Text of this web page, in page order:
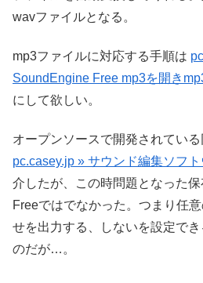
wavファイルとなる。
mp3ファイルに対応する手順は
SoundEngine Free mp3を開き
にして欲しい。
オープンソースで開発されてい
pc.casey.jp » サウンド編集ソフ
介したが、この時問題となった
Freeではでなかった。つまり任
せを出力する、しないを設定で
のだが…。